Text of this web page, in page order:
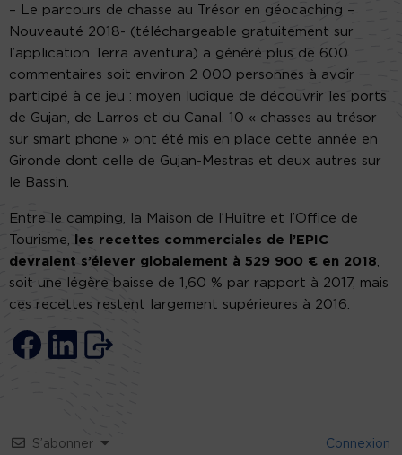
– Le parcours de chasse au Trésor en géocaching –
Nouveauté 2018- (téléchargeable gratuitement sur
l’application Terra aventura) a généré plus de 600
commentaires soit environ 2 000 personnes à avoir
participé à ce jeu : moyen ludique de découvrir les ports
de Gujan, de Larros et du Canal. 10 « chasses au trésor
sur smart phone » ont été mis en place cette année en
Gironde dont celle de Gujan-Mestras et deux autres sur
le Bassin.
Entre le camping, la Maison de l’Huître et l’Office de
Tourisme,
les recettes commerciales de l’EPIC
devraient s’élever globalement à 529 900 € en 2018,
soit une légère baisse de 1,60 % par rapport à 2017, mais
ces recettes restent largement supérieures à 2016.
S’abonner Connexion